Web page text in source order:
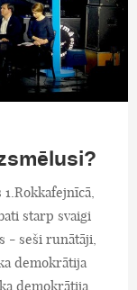
starp svaigi
- seši runātāji,
demokrātija
demokrātija